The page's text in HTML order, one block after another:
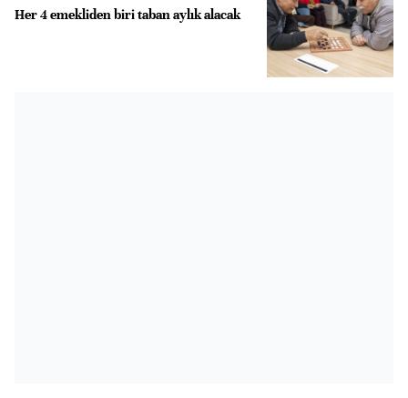
Her 4 emekliden biri taban aylık alacak